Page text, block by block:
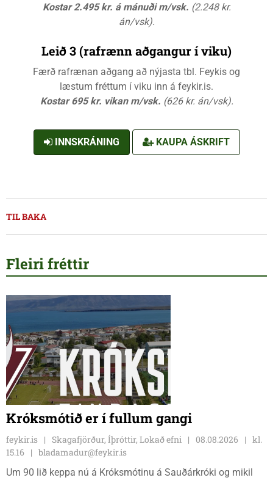
Kostar 2.495 kr. á mánuði m/vsk. (2.248 kr.
án/vsk).
Leið 3 (rafrænn aðgangur í viku)
Færð rafrænan aðgang að nýjasta tbl. Feykis og
læstum fréttum í viku inn á feykir.is.
Kostar 695 kr. vikan m/vsk. (626 kr. án/vsk).
INNSKRÁNING KAUPA ÁSKRIFT
TIL BAKA
Fleiri fréttir
Króksmótið er í fullum gangi
feykir.is Skagafjörður, Íþróttir, Lokað efni 08.08.2026
kl.
15.16
bladamadur@feykir.is
Um 90 lið keppa nú á Króksmótinu á Sauðárkróki og mikil